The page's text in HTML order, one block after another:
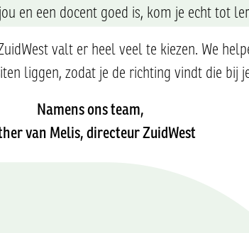
en een docent goed is, kom je echt tot
valt er heel veel te kiezen. We
liggen, zodat je de richting vindt die bij
Namens ons team,
van Melis, directeur ZuidWest